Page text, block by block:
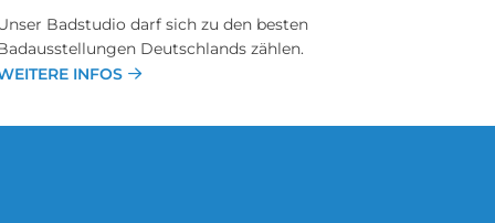
Badstudio darf sich zu den besten
Deutschlands zählen.
INFOS